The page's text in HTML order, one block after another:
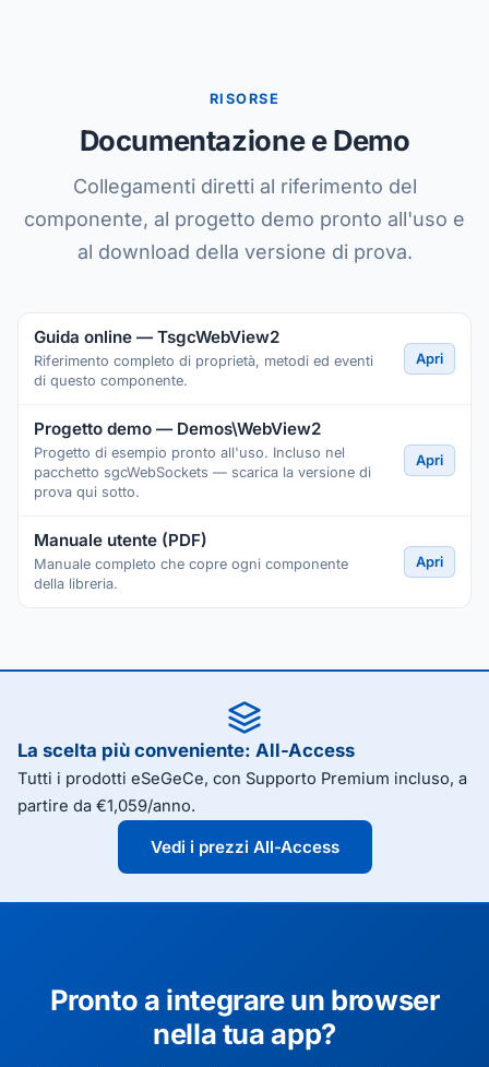
RISORSE
Documentazione e Demo
Collegamenti diretti al riferimento del
componente, al progetto demo pronto all'uso e
al download della versione di prova.
Guida online — TsgcWebView2
Riferimento completo di proprietà, metodi ed eventi
di questo componente.
Apri
Progetto demo — Demos\WebView2
Progetto di esempio pronto all'uso. Incluso nel
pacchetto sgcWebSockets — scarica la versione di
prova qui sotto.
Apri
Manuale utente (PDF)
Manuale completo che copre ogni componente
della libreria.
Apri
La scelta più conveniente: All-Access
Tutti i prodotti eSeGeCe, con Supporto Premium incluso, a
partire da €1,059/anno.
Vedi i prezzi All-Access
Pronto a integrare un browser
nella tua app?